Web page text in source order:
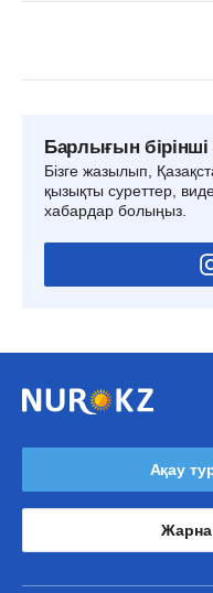
Барлығын
Бізге жазылып,
қызықты суреттер,
хабардар болыңыз.
Ақау